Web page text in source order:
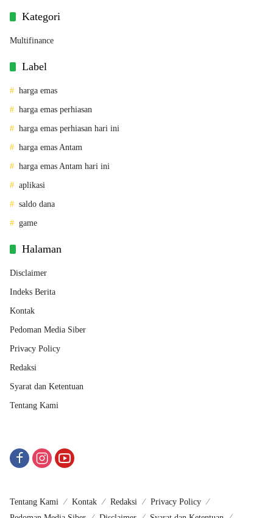
Kategori
Multifinance
Label
harga emas
harga emas perhiasan
harga emas perhiasan hari ini
harga emas Antam
harga emas Antam hari ini
aplikasi
saldo dana
game
Halaman
Disclaimer
Indeks Berita
Kontak
Pedoman Media Siber
Privacy Policy
Redaksi
Syarat dan Ketentuan
Tentang Kami
Tentang Kami Kontak Redaksi
Privacy Policy